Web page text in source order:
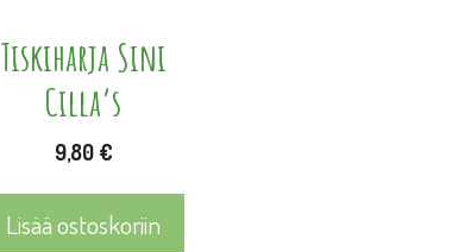
Tiskiharja Sini
Cilla’s
9,80 €
Lisää ostoskoriin